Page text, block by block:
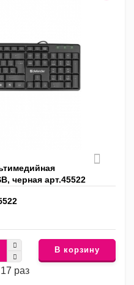
черная арт.45522
раз
В корзину